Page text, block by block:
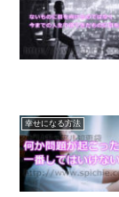
幸せになる方法